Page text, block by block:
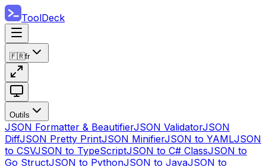
ToolDeck
🇫🇷fr
Outils
JSON Formatter & BeautifierJSON ValidatorJSON
DiffJSON Pretty PrintJSON MinifierJSON to YAMLJSON
to CSVJSON to TypeScriptJSON to C# ClassJSON to
Go StructJSON to PythonJSON to JavaJSON to